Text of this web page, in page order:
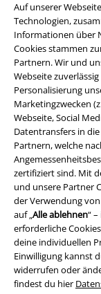
Auf unserer
Technologien,
Informationen über
Cookies stammen
Partnern. Wir und
Webseite
Personalisierung
Marketingzwecken
Webseite, Social
Datentransfers in
Partnern, welche
zertifiziert sind. Mit
und unsere Partner
der Verwendung
auf „Alle ablehnen“
erforderliche
deine individuellen
Einwilligung kannst
widerrufen oder
findest du hier
Rechtliches
AGB
Impressum
Datenschutz
Entsorgung und
Information zur
Cookie-Einstellungen